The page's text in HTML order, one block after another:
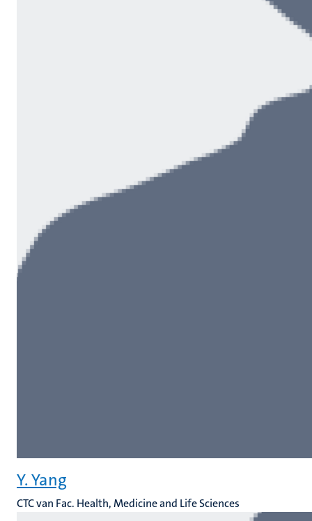
Y. Yang
CTC van Fac. Health, Medicine and Life Sciences